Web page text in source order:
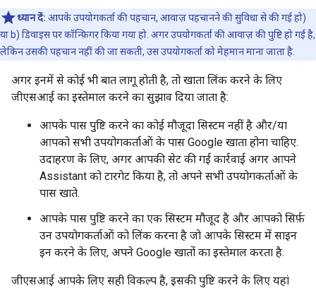
ध्यान दें: आपके उपयोगकर्ता की पहचान, आवाज़ पहचानने की सुविधा से की गई हो)
या b) डिवाइस पर कॉन्फ़िगर किया गया हो. अगर उपयोगकर्ता की आवाज़ की पुष्टि हो गई है,
लेकिन उसकी पहचान नहीं की जा सकती, उस उपयोगकर्ता को मेहमान माना जाता है.
अगर इनमें से कोई भी बात लागू होती है, तो खाता लिंक करने के लिए
जीएसआई का इस्तेमाल करने का सुझाव दिया जाता है:
आपके पास पुष्टि करने का कोई मौजूदा सिस्टम नहीं है और/या
आपको सभी उपयोगकर्ताओं के पास Google खाता होना चाहिए.
उदाहरण के लिए, अगर आपकी सेट की गई कार्रवाई अगर आपने
Assistant को टारगेट किया है, तो अपने सभी उपयोगकर्ताओं के
पास खाते.
आपके पास पुष्टि करने का एक सिस्टम मौजूद है और आपको सिर्फ़
उन उपयोगकर्ताओं को लिंक करना है जो आपके सिस्टम में साइन
इन करने के लिए, अपने Google खातों का इस्तेमाल करता है.
जीएसआई आपके लिए सही विकल्प है, इसकी पुष्टि करने के लिए यहां